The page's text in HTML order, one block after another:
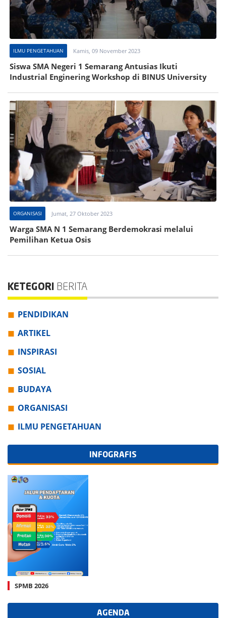
ILMU PENGETAHUAN Kamis, 09 November 2023
Siswa SMA Negeri 1 Semarang Antusias Ikuti
Industrial Enginering Workshop di BINUS University
ORGANISASI Jumat, 27 Oktober 2023
Warga SMA N 1 Semarang Berdemokrasi melalui
Pemilihan Ketua Osis
KETEGORI BERITA
PENDIDIKAN
ARTIKEL
INSPIRASI
SOSIAL
BUDAYA
ORGANISASI
ILMU PENGETAHUAN
INFOGRAFIS
SPMB 2026
AGENDA